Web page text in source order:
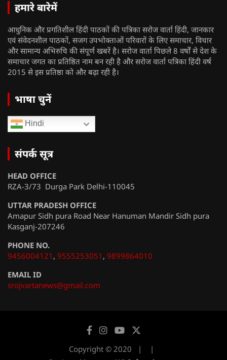
हमारे बारेमें
आधुनिक और प्रगतिशील हिंदी पाठकों की पत्रिका सरोज वार्ता हिंदी, जानकार
एवं संवेदनशील पाठकों, सजग उपभोक्ताओं परिवारों के लिए समाचार, विचार
और सामान्य अभिरुचि की संपूर्ण खबरें है। सरोज वार्ता पिछले 8 वर्षों से देश के
समाचार जगत का प्रतिष्ठित नाम बन रही है और सरोज वार्ता पत्रिका हिंदी वर्ष
2015 से इस प्रतिष्ठा को और बढ़ा रही है।
भाषा चुनें
Hindi
संपर्क सूत्र
HEAD OFFICE
RZA-3/73 Durga Park Delhi-110045
UTTAR PRADESH OFFICE
Amapur Sidh pura Road Near Hanuman Mandir Sidh pura
Kasganj-207246
PHONE NO.
9456004121 , 9555253051 , 9899864010
EMAIL ID
srojvartanews@gmail.com
Copyright © 2020